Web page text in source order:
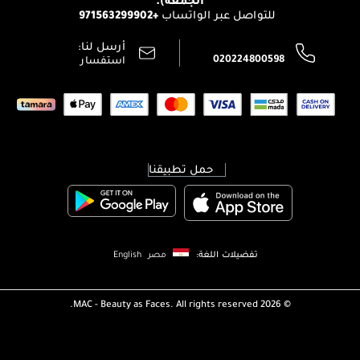
الشروط و الأحكامللتواصل عبر الواتساب+971563299902
020224800598
أرسل لنا:
استفسار
حمل تطبيقنا
تفضيلات اللغة: مصر English
2026 ©
MAC - Beauty as Faces. All rights reserved.